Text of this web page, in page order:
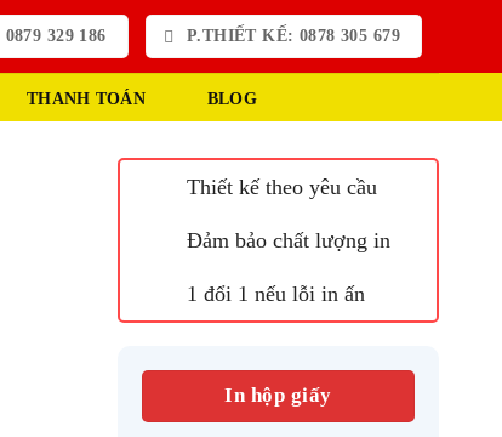
329 186 P.THIẾT KẾ: 0878 305 679
THANH TOÁN BLOG
Thiết kế theo yêu cầu
Đảm bảo chất lượng in
1 đổi 1 nếu lỗi in ấn
In hộp giấy